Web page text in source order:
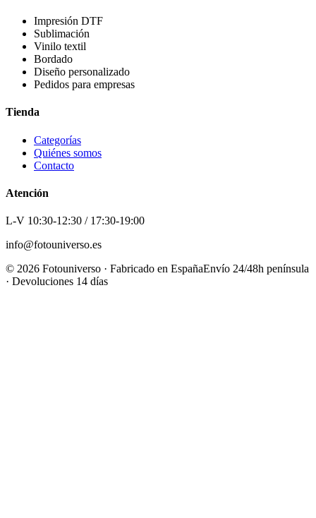
Impresión DTF
Sublimación
Vinilo textil
Bordado
Diseño personalizado
Pedidos para empresas
Tienda
Categorías
Quiénes somos
Contacto
Atención
L-V 10:30-12:30 / 17:30-19:00
info@fotouniverso.es
© 2026 Fotouniverso · Fabricado en EspañaEnvío 24/48h península
· Devoluciones 14 días